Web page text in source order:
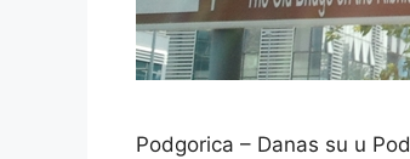
Podgorica – Danas su u